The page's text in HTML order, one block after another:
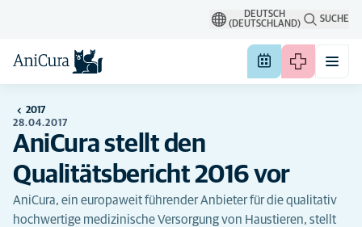
DEUTSCH
(DEUTSCHLAND)
SUCHE
2017
28.04.2017
AniCura stellt den
Qualitätsbericht 2016 vor
AniCura, ein europaweit führender Anbieter für die qualitativ
hochwertige medizinische Versorgung von Haustieren, stellt